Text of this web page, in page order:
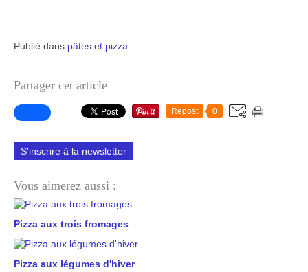
Publié dans pâtes et pizza
Partager cet article
Repost 0
S'inscrire à la newsletter
Vous aimerez aussi :
Pizza aux trois fromages
Pizza aux légumes d'hiver